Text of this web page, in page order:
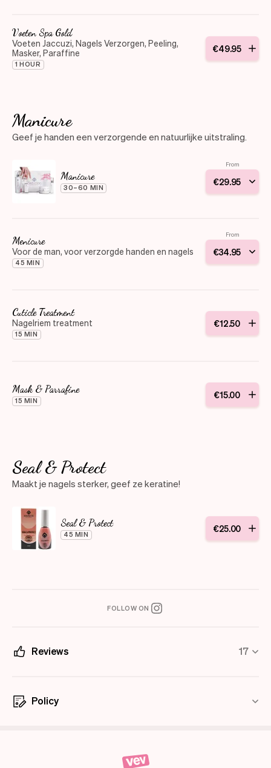
Voeten Spa Gold
Voeten Jaccuzi, Nagels Verzorgen, Peeling,
Masker, Paraffine
1 HOUR
€49.95
Manicure
Geef je handen een verzorgende en natuurlijke uitstraling.
Manicure
30–60 MIN
From
€29.95
Menicure
Voor de man, voor verzorgde handen en nagels
45 MIN
From
€34.95
Cuticle Treatment
Nagelriem treatment
15 MIN
€12.50
Mask & Parrafine
15 MIN
€15.00
Seal & Protect
Maakt je nagels sterker, geef ze keratine!
Seal & Protect
45 MIN
€25.00
FOLLOW ON
Reviews 17
Policy